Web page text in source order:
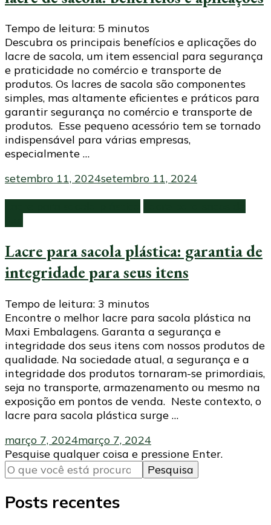
Tempo de leitura: 5 minutos
Descubra os principais benefícios e aplicações do
lacre de sacola, um item essencial para segurança
e praticidade no comércio e transporte de
produtos. Os lacres de sacola são componentes
simples, mas altamente eficientes e práticos para
garantir segurança no comércio e transporte de
produtos. Esse pequeno acessório tem se tornado
indispensável para várias empresas,
especialmente …
setembro 11, 2024setembro 11, 2024
Lacre para sacola plástica: garantia de
integridade para seus itens
Tempo de leitura: 3 minutos
Encontre o melhor lacre para sacola plástica na
Maxi Embalagens. Garanta a segurança e
integridade dos seus itens com nossos produtos de
qualidade. Na sociedade atual, a segurança e a
integridade dos produtos tornaram-se primordiais,
seja no transporte, armazenamento ou mesmo na
exposição em pontos de venda. Neste contexto, o
lacre para sacola plástica surge …
março 7, 2024março 7, 2024
Procurando
algo?
Pesquise qualquer coisa e pressione Enter.
Posts recentes